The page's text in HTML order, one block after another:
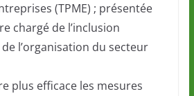
(TPME) ; présentée
chargé de l’inclusion
l’organisation du secteur
plus efficace les mesures